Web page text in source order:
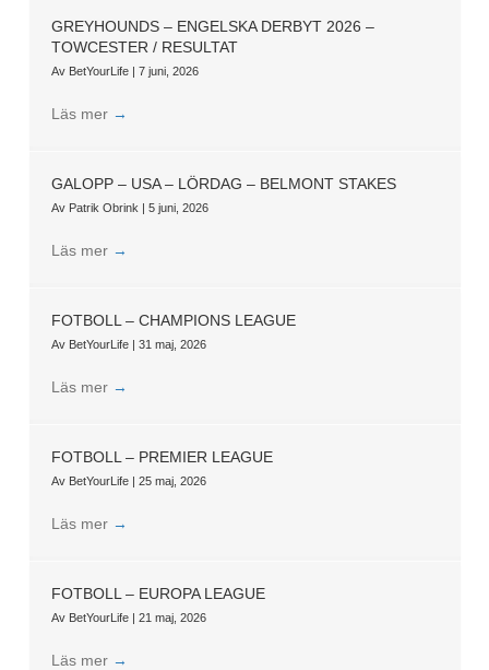
GREYHOUNDS – ENGELSKA DERBYT 2026 –
TOWCESTER / RESULTAT
Av BetYourLife | 7 juni, 2026
Läs mer →
GALOPP – USA – LÖRDAG – BELMONT STAKES
Av Patrik Obrink | 5 juni, 2026
Läs mer →
FOTBOLL – CHAMPIONS LEAGUE
Av BetYourLife | 31 maj, 2026
Läs mer →
FOTBOLL – PREMIER LEAGUE
Av BetYourLife | 25 maj, 2026
Läs mer →
FOTBOLL – EUROPA LEAGUE
Av BetYourLife | 21 maj, 2026
Läs mer →